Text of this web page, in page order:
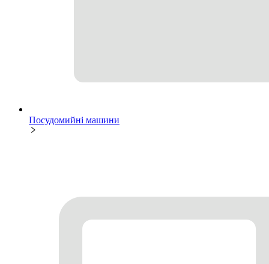
Посудомийні машини